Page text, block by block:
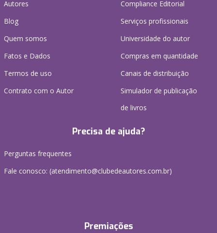
Autores
Blog
Quem somos
Fatos e Dados
Termos de uso
Contrato com o Autor
Compliance Editorial
Serviços profissionais
Universidade do autor
Compras em quantidade
Canais de distribuição
Simulador de publicação
de livros
Precisa de ajuda?
Perguntas frequentes
Fale conosco: (atendimento@clubedeautores.com.br)
Premiações